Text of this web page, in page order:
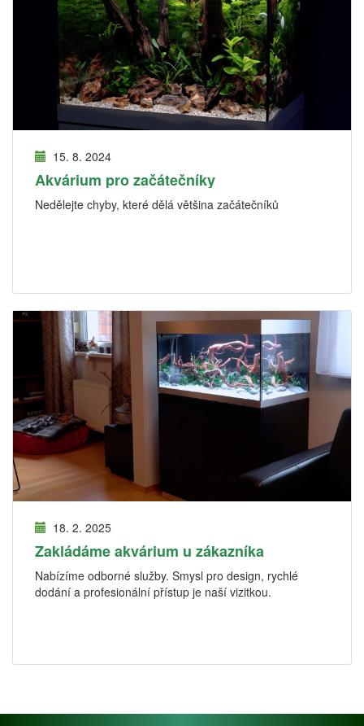
15. 8. 2024
Akvárium pro začátečníky
Nedělejte chyby, které dělá většina začátečníků
18. 2. 2025
Zakládáme akvárium u zákazníka
Nabízíme odborné služby. Smysl pro design, rychlé
dodání a profesionální přístup je naší vizitkou.